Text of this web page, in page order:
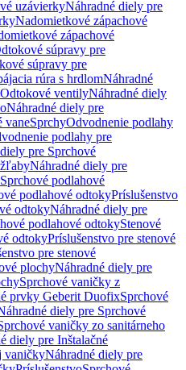
uzávierkyNáhradné diely pre
Nadomietkové zápachové
zápachové
súpravy pre
súpravy pre
rúra s hrdlomNáhradné
Odtokové ventilyNáhradné diely
Náhradné diely pre
vaneSprchyOdvodnenie podlahy
podlahy pre
pre Sprchové
žľabyNáhradné diely pre
Sprchové podlahové
podlahové odtokyPríslušenstvo
odtokyNáhradné diely pre
podlahové odtokyStenové
odtokyPríslušenstvo pre stenové
pre stenové
plochyNáhradné diely pre
Sprchové vaničky z
prvky Geberit DuofixSprchové
diely pre Sprchové
vaničky zo sanitárneho
diely pre Inštalačné
vaničkyNáhradné diely pre